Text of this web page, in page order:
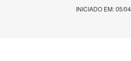
INICIADO EM: 05/